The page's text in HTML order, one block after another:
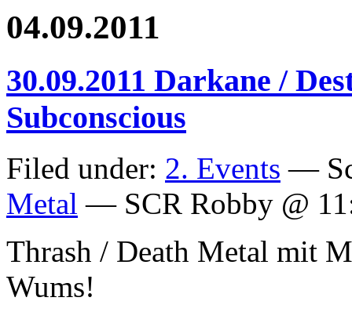
04.09.2011
30.09.2011 Darkane /
Subconscious
Filed under: 2. Events —
Metal — SCR Robby @
Thrash / Death Metal mit
Wums!